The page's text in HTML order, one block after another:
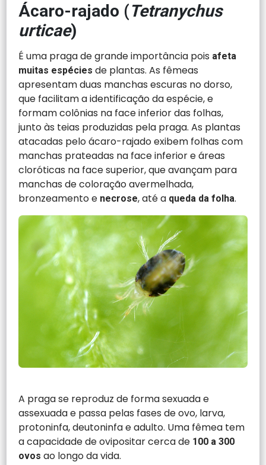
Ácaro-rajado (Tetranychus
urticae)
É uma praga de grande importância pois afeta
muitas espécies de plantas. As fêmeas
apresentam duas manchas escuras no dorso,
que facilitam a identificação da espécie, e
formam colônias na face inferior das folhas,
junto às teias produzidas pela praga. As plantas
atacadas pelo ácaro-rajado exibem folhas com
manchas prateadas na face inferior e áreas
cloróticas na face superior, que avançam para
manchas de coloração avermelhada,
bronzeamento e necrose, até a queda da folha.
A praga se reproduz de forma sexuada e
assexuada e passa pelas fases de ovo, larva,
protoninfa, deutoninfa e adulto. Uma fêmea tem
a capacidade de ovipositar cerca de 100 a 300
ovos ao longo da vida.